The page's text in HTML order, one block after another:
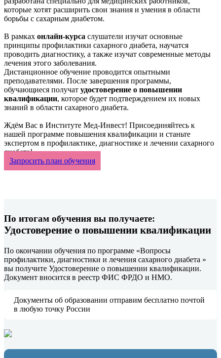
которые хотят расширить свои знания и умения в области
борьбы с сахарным диабетом.
В рамках онлайн-курса слушатели изучат основные
принципы профилактики сахарного диабета, научатся
проводить диагностику, а также изучат современные методы
лечения этого заболевания.
Дистанционное обучение проводится опытными
преподавателями. После завершения программы,
обучающиеся получат удостоверение о повышении
квалификации, которое будет подтверждением их новых
знаний в области сахарного диабета.
Ждём Вас в Институте Мед-Инвест! Присоединяйтесь к
нашей программе повышения квалификации и станьте
экспертом в профилактике, диагностике и лечении сахарного
диабета!
Запросить план обучения
По итогам обучения вы получаете:
Удостоверение о повышении квалификации
По окончании обучения по программе «Вопросы
профилактики, диагностики и лечения сахарного диабета »
вы получите Удостоверение о повышении квалификации.
Документ вносится в реестр ФИС ФРДО и НМО.
Документы об образовании отправим бесплатно почтой
в любую точку России